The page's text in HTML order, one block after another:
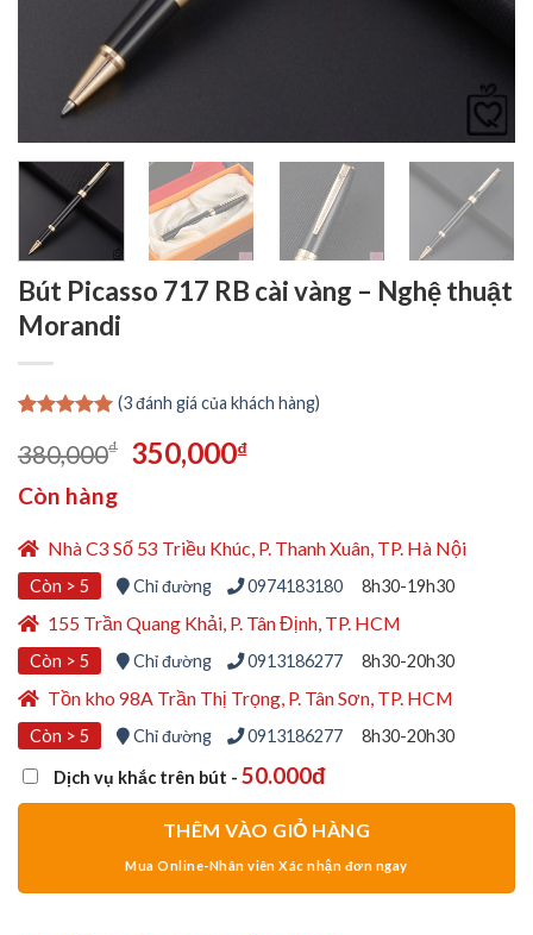
Bút Picasso 717 RB cài vàng – Nghệ thuật
Morandi
dựa trên
đánh giá
(3đánh giá của khách hàng)
380,000₫
Giá
380,000₫.
350,000₫Giá
là:
350,000₫.
Còn hàng
Nhà C3 Số 53 Triều Khúc, P. Thanh Xuân, TP. Hà Nội
Còn > 5 Chỉ đường 0974183180 8h30-19h30
155 Trần Quang Khải, P. Tân Định, TP. HCM
Còn > 5 Chỉ đường 0913186277 8h30-20h30
Tồn kho 98A Trần Thị Trọng, P. Tân Sơn, TP. HCM
Còn > 5 Chỉ đường 0913186277 8h30-20h30
Dịch vụ khắc trên bút - 50.000đ
THÊM VÀO GIỎ HÀNG